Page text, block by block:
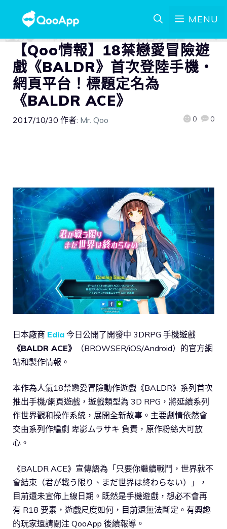
MENU
【Qoo情報】18禁戀愛冒險遊
戲《BALDR》首次登陸手機・
網頁平台！標題定名為
《BALDR ACE》
2017/10/30 作者: Mr. Qoo 0 0
日本廠商 Edia 今日公開了開發中 3DRPG 手機遊戲
《BALDR ACE》
（BROWSER/iOS/Android）的官方網
站和製作情報。
本作為人氣18禁戀愛冒險動作遊戲《BALDR》系列首次
推出手機/網頁遊戲，遊戲類型為 3D RPG，將延續系列
作世界觀和操作系統，展開全新故事。主要劇情依然會
交由系列作編劇 卑影ムラサキ 負責，原作粉絲大可放
心。
《BALDR ACE》宣傳語為「只要你繼續戰鬥，世界就不
會結束（君が戦う限り、まだ世界は終わらない）」，
目前還未宣佈上線日期。既然是手機遊戲，想必不會再
有 R18 要素，遊戲尺度如何，目前還無法斷定。有興趣
的玩家還請關注 QooApp 後續報導。